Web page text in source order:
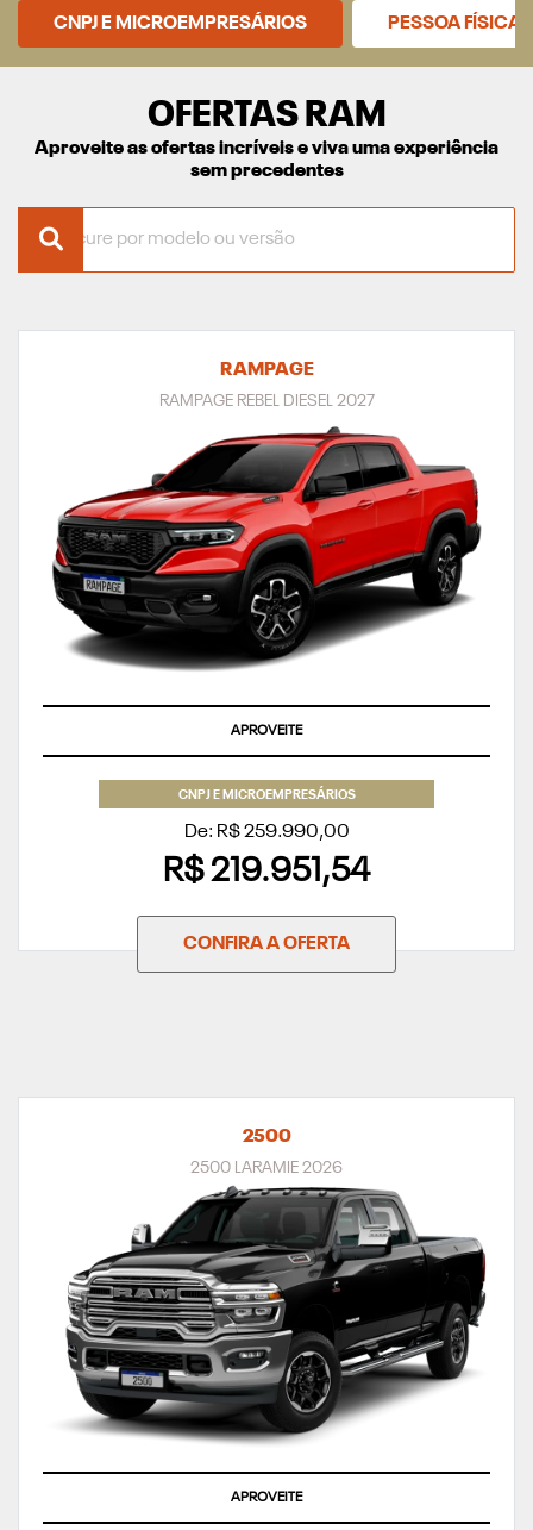
CNPJ E MICROEMPRESÁRIOS PESSOA FÍSICA
OFERTAS RAM
Aproveite as ofertas incríveis e viva uma experiência
sem precedentes
RAMPAGE
RAMPAGE REBEL DIESEL 2027
APROVEITE
CNPJ E MICROEMPRESÁRIOS
De: R$ 259.990,00
R$ 219.951,54
CONFIRA A OFERTA
2500
2500 LARAMIE 2026
APROVEITE